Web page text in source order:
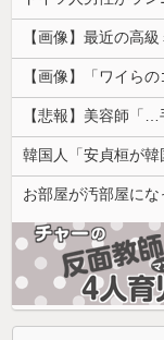
【画像】最近の高
【画像】「ワイら
【悲報】美容師「
お部屋が汚部屋にな